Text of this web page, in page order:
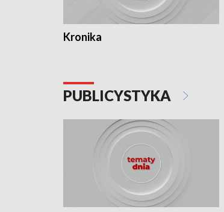
Kronika
PUBLICYSTYKA